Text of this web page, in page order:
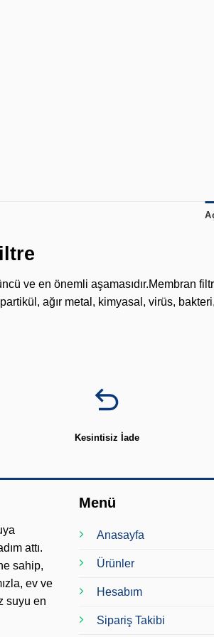
ve en önemli aşamasıdır.Membran
ağır metal, kimyasal, virüs,
Kesintisiz İade
attı.
sahip,
ev ve
suyu en
Menü
Anasayfa
Ürünler
Hesabım
Sipariş Takibi